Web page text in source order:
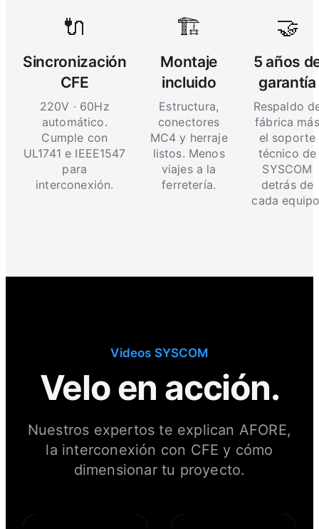
🔌
Sincronización
CFE
220V · 60Hz
automático.
Cumple con
UL1741 e IEEE1547
para
interconexión.
🏗️
Montaje
incluido
Estructura,
conectores
MC4 y herraje
listos. Menos
viajes a la
ferretería.
🤝
5 años
garantía
Respaldo
fábrica más
el soporte
técnico de
SYSCOM
detrás de
cada
Videos SYSCOM
Velo en acción.
Nuestros expertos te explican AFORE,
la interconexión con CFE y cómo
dimensionar tu proyecto.